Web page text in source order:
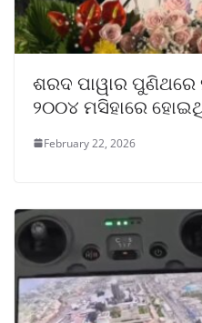
ଶରଦ ପାୱାର ପୁଣିଥରେ
୨୦୦୪ ମସିହାରେ
February 22, 2026